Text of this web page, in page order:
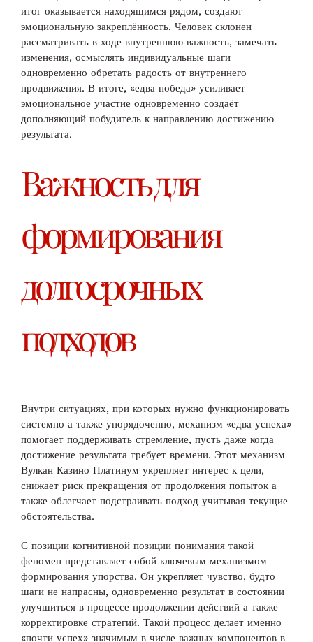
итог оказывается находящимся рядом, создают
эмоциональную закреплённость. Человек склонен
рассматривать в ходе внутреннюю важность, замечать
изменения, осмыслять индивидуальные шаги
одновременно обретать радость от внутреннего
продвижения. В итоге, «едва победа» усиливает
эмоциональное участие одновременно создаёт
дополняющий побудитель к направлению достижению
результата.
Важность для
формирования
долгосрочных
подходов
Внутри ситуациях, при которых нужно функционировать
системно а также упорядоченно, механизм «едва успеха»
помогает поддерживать стремление, пусть даже когда
достижение результата требует времени. Этот механизм
Вулкан Казино Платинум укрепляет интерес к цели,
снижает риск прекращения от продолжения попыток а
также облегчает подстраивать подход учитывая текущие
обстоятельства.
С позиции когнитивной позиции понимания такой
феномен представляет собой ключевым механизмом
формирования упорства. Он укрепляет чувство, будто
шаги не напрасны, одновременно результат в состоянии
улучшиться в процессе продолжении действий а также
корректировке стратегий. Такой процесс делает именно
«почти успех» значимым в числе важных компонентов в